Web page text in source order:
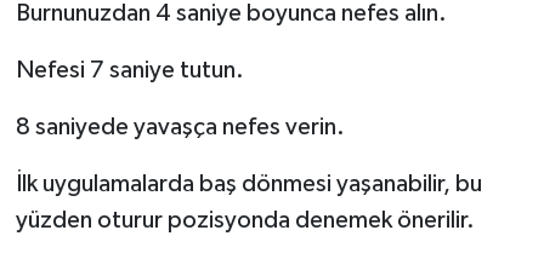
Burnunuzdan 4 saniye boyunca nefes alın.
Nefesi 7 saniye tutun.
8 saniyede yavaşça nefes verin.
İlk uygulamalarda baş dönmesi yaşanabilir, bu
yüzden oturur pozisyonda denemek önerilir.